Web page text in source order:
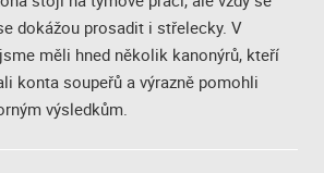
dokážou prosadit i střelecky. V
měli hned několik kanonýrů, kteří
konta soupeřů a výrazně pomohli
výsledkům.